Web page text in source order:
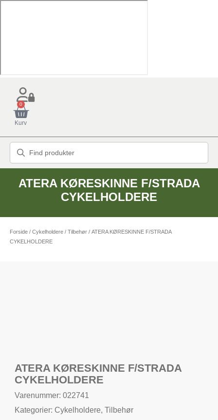
0
Kurv
ATERA KØRESKINNE F/STRADA
CYKELHOLDERE
Forside / Cykelholdere / Tilbehør / ATERA KØRESKINNE F/STRADA
CYKELHOLDERE
ATERA KØRESKINNE F/STRADA
CYKELHOLDERE
Varenummer: 022741
Kategorier: Cykelholdere, Tilbehør